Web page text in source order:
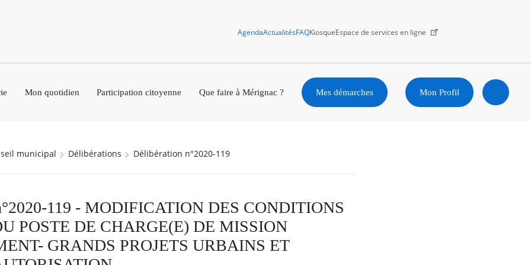
AgendaActualitésFAQKiosqueEspace de services en ligne
Mon quotidien Participation citoyenne Que faire à Mérignac ? Mes démarches Mon Profil
municipal Délibérations Délibération n°2020-119
119 - MODIFICATION DES CONDITIONS
POSTE DE CHARGE(E) DE MISSION
GRANDS PROJETS URBAINS ET